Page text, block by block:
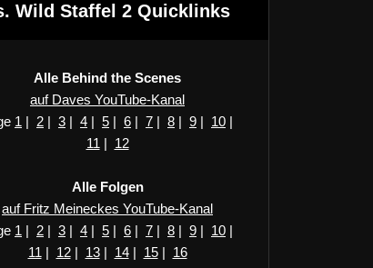
Wild Staffel 2 Quicklinks
Alle Behind the Scenes
auf Daves YouTube-Kanal
1 | 2 | 3 | 4 | 5 | 6 | 7 | 8 | 9 | 10 |
11 | 12
Alle Folgen
auf Fritz Meineckes YouTube-Kanal
1 | 2 | 3 | 4 | 5 | 6 | 7 | 8 | 9 | 10 |
11 | 12| 13| 14| 15| 16